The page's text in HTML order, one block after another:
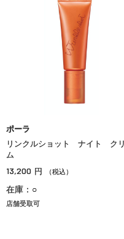
ポーラ
リンクルショット ナイト ク
ム
13,200 円 （税込）
在庫：○
店舗受取可